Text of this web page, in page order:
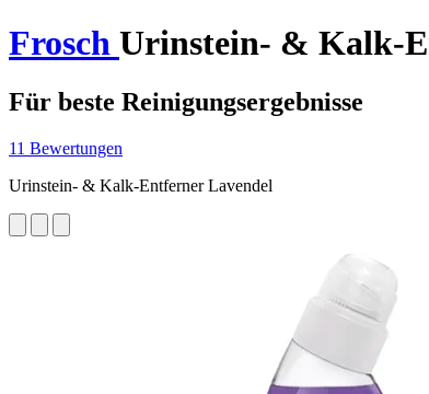
Frosch Urinstein- & Kalk-
Für beste Reinigungsergebnisse
11 Bewertungen
Urinstein- & Kalk-Entferner Lavendel